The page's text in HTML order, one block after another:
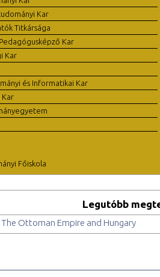
Kar
Titkársága
Kar
Kar
és Informatikai Kar
Kar
Főiskola
Legutóbb
The Ottoman Empire and Hungary